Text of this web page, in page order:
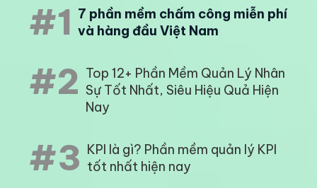
#1 7 phần mềm chấm công miễn phí
và hàng đầu Việt Nam
#2 Top 12+ Phần Mềm Quản Lý Nhân
Sự Tốt Nhất, Siêu Hiệu Quả Hiện
Nay
#3 KPI là gì? Phần mềm quản lý KPI
tốt nhất hiện nay